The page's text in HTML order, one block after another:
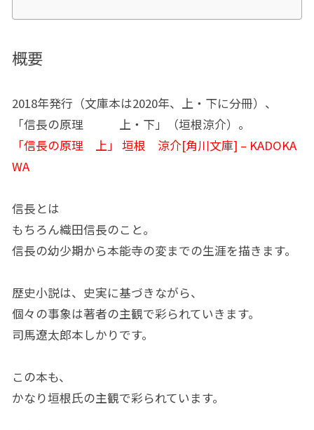
概要
2018年発行（文庫本は2020年、上・下に分冊）、
「信長の原理 上・下」（垣根涼介）。
「信長の原理 上」 垣根 涼介[角川文庫] – KADOKA
WA
信長とは
もちろん織田信長のこと。
信長の幼少期から本能寺の変までの生涯を描きます。
歴史小説は、史実に基づきながら、
個々の事象は著者の主観で彩られていきます。
司馬遼太郎本しかりです。
この本も、
かなり垣根氏の主観で彩られています。